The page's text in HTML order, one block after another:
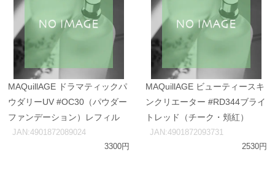
MAQuillAGE ドラマティックパ
ウダリーUV #OC30（パウダー
ファンデーション）レフィル
JAN:4901872089024
3300円
MAQuillAGE ビューティースキ
ンクリエーター #RD344ブライ
トレッド（チーク・頬紅）
JAN:4901872093731
2530円